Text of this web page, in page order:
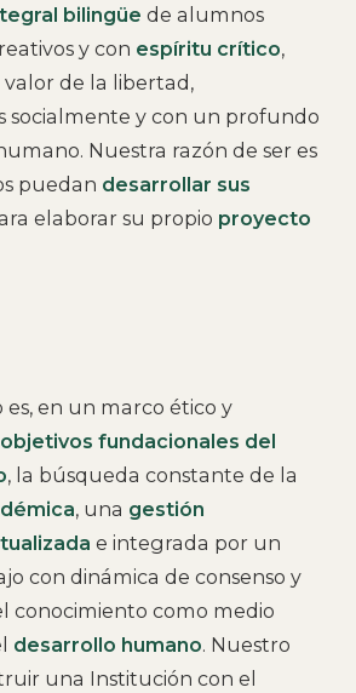
bilingüe de alumnos
y con espíritu crítico,
valor de la libertad,
socialmente y con un profundo
Nuestra razón de ser es
puedan desarrollar sus
elaborar su propio proyecto
en un marco ético y
objetivos fundacionales del
, la búsqueda constante de la
, una gestión
e integrada por un
con dinámica de consenso y
conocimiento como medio
desarrollo humano. Nuestro
una Institución con el